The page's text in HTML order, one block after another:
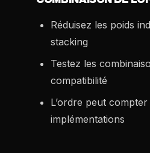
Réduisez les poids
stacking
Testez les
compatibilité
L’ordre peut
implémentations